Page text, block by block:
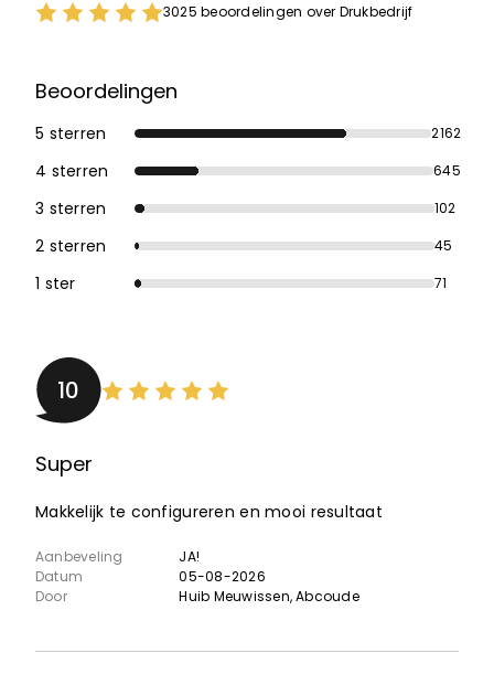
3025 beoordelingen over Drukbedrijf
Beoordelingen
5 sterren 2162
4 sterren 645
3 sterren 102
2 sterren 45
1 ster 71
10
Super
Makkelijk te configureren en mooi resultaat
Aanbeveling
JA!
Datum
05-08-2026
Door
Huib Meuwissen, Abcoude